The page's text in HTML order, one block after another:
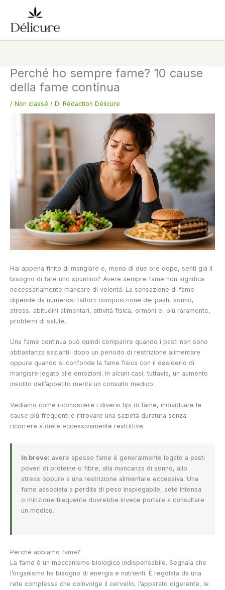
contenuto
Perché ho sempre fame? 10 cause
della fame continua
/ Non classé / Di Rédaction Délicure
Hai appena finito di mangiare e, meno di due ore dopo, senti già il
bisogno di fare uno spuntino? Avere sempre fame non significa
necessariamente mancare di volontà. La sensazione di fame
dipende da numerosi fattori: composizione dei pasti, sonno,
stress, abitudini alimentari, attività fisica, ormoni e, più raramente,
problemi di salute.
Una fame continua può quindi comparire quando i pasti non sono
abbastanza sazianti, dopo un periodo di restrizione alimentare
oppure quando si confonde la fame fisica con il desiderio di
mangiare legato alle emozioni. In alcuni casi, tuttavia, un aumento
insolito dell’appetito merita un consulto medico.
Vediamo come riconoscere i diversi tipi di fame, individuare le
cause più frequenti e ritrovare una sazietà duratura senza
ricorrere a diete eccessivamente restrittive.
In breve: avere spesso fame è generalmente legato a pasti
poveri di proteine o fibre, alla mancanza di sonno, allo
stress oppure a una restrizione alimentare eccessiva. Una
fame associata a perdita di peso inspiegabile, sete intensa
o minzione frequente dovrebbe invece portare a consultare
un medico.
Perché abbiamo fame?
La fame è un meccanismo biologico indispensabile. Segnala che
l’organismo ha bisogno di energia e nutrienti. È regolata da una
rete complessa che coinvolge il cervello, l’apparato digerente, le